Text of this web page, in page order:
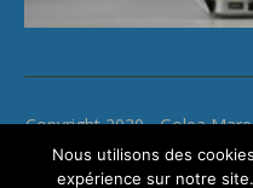
Copyright 2020 - Golea
Nous utilisons des
expérience sur notre